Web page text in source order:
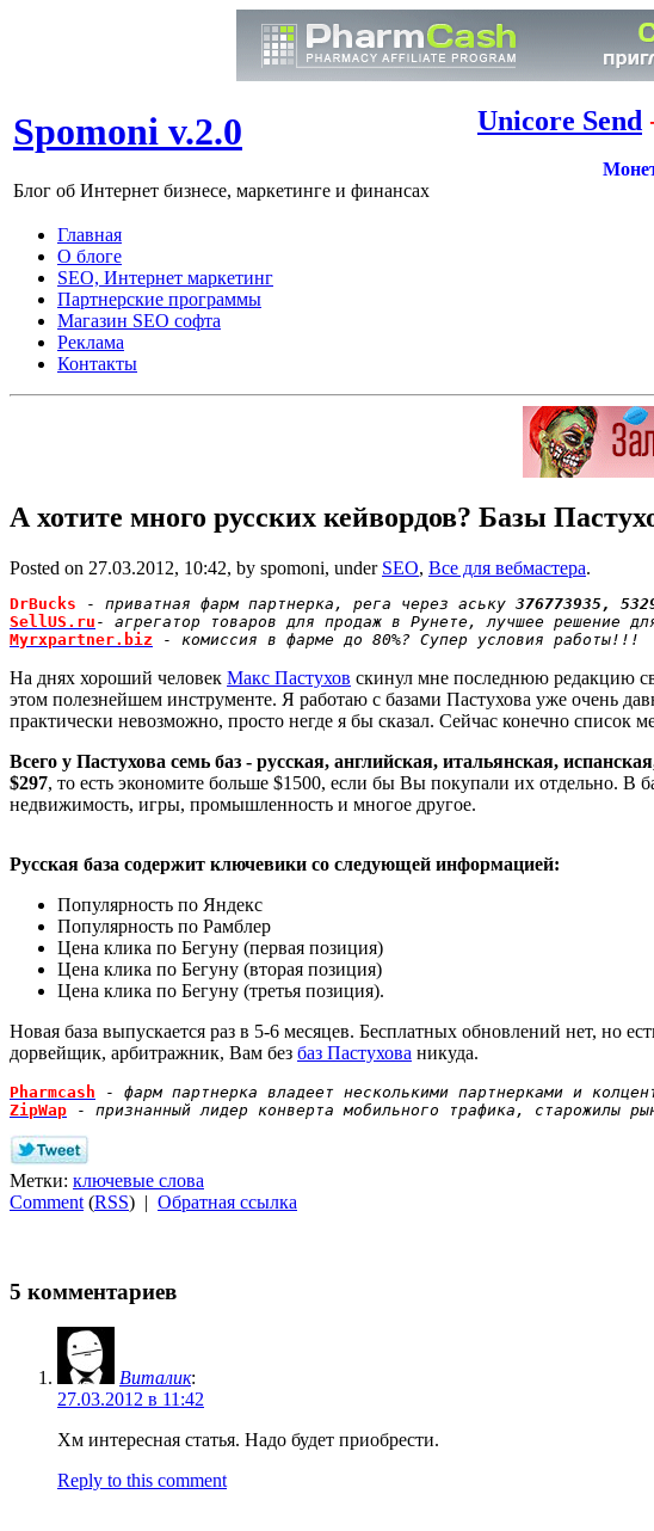
Spomoni v.2.0
Блог об Интернет бизнесе, маркетинге и финансах
Unicore Send
Главная
О блоге
SEO, Интернет маркетинг
Партнерские программы
Магазин SEO софта
Реклама
Контакты
А хотите много русских кейвордов? Базы
Posted on 27.03.2012, 10:42, by spomoni, under SEO, Все для вебмастера.
DrBucks - приватная фарм партнерка, рега через аську 376773935,
SellUS.ru - агрегатор товаров для продаж в Рунете, лучшее решение
Myrxpartner.biz - комиссия в фарме до 80%? Супер условия работы!!!
На днях хороший человек Макс Пастухов скинул мне последнюю редакцию
этом полезнейшем инструменте. Я работаю с базами Пастухова уже очень
практически невозможно, просто негде я бы сказал. Сейчас конечно
Всего у Пастухова семь баз - русская, английская, итальянская,
$297, то есть экономите больше $1500, если бы Вы покупали их отдельно. В
недвижимость, игры, промышленность и многое другое.
Русская база содержит ключевики со следующей информацией:
Популярность по Яндекс
Популярность по Рамблер
Цена клика по Бегуну (первая позиция)
Цена клика по Бегуну (вторая позиция)
Цена клика по Бегуну (третья позиция).
Новая база выпускается раз в 5-6 месяцев. Бесплатных обновлений нет, но
дорвейщик, арбитражник, Вам без баз Пастухова никуда.
Pharmcash - фарм партнерка владеет несколькими партнерками и
ZipWap - признанный лидер конверта мобильного трафика, старожилы
Метки: ключевые слова
Comment (RSS) | Обратная ссылка
5 комментариев
Виталик:
27.03.2012 в 11:42
Хм интересная статья. Надо будет приобрести.
Reply to this comment